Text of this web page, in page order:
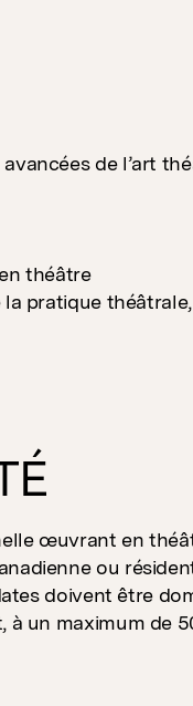
de l’art
théâtre
pratique théâtrale,
œuvrant en
ou
doivent être
un maximum de